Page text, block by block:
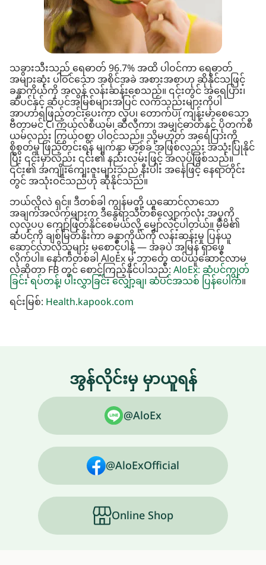
သခွားသီးသည် ရေဓာတ် 96.7% အထိ ပါဝင်ကာ ရေဓာတ်
အများဆုံး ပါဝင်သော အစိုင်အခဲ အစားအစာဟု ဆိုနိုင်သဖြင့်
ခန္ဓာကိုယ်ကို အလွန် လန်းဆန်းစေသည်။ ၎င်းတွင် အရေပြား၊
ဆံပင်နှင့် ဆံပင်အမြစ်များအပြင် လက်သည်းများကိုပါ
အာဟာရဖြည့်တင်းပေးကာ လှပ၊ တောက်ပ၊ ကျန်းမာစေသော
ဗီတာမင် C၊ ကယ်လ်စီယမ်၊ ဆီလီကာ၊ အမျှင်ဓာတ်နှင့် ပိုတက်စီ
ယမ်လည်း ကြွယ်ဝစွာ ပါဝင်သည်။ သို့မဟုတ် အရေပြားကို
စိုစွတ်မှု ဖြည့်တင်းရန် မျက်နှာ မာ့စ်ခ် အဖြစ်လည်း အသုံးပြုနိုင်
ပြီး ၎င်းမှာလည်း ၎င်း၏ နည်းလမ်းဖြင့် အလုပ်ဖြစ်သည်။
၎င်း၏ အကျိုးကျေးဇူးများသည် နီးပါး အနေဖြင့် နေရာတိုင်း
တွင် အသုံးဝင်သည်ဟု ဆိုနိုင်သည်။
ဘယ်လိုလဲ ရှင်။ ဒီတစ်ခါ ကျွန်မတို့ ယူဆောင်လာသော
အချက်အလက်များက ဒီနွေရာသီတစ်လျှောက်လုံး အပူကို
လှလှပပ ကျော်ဖြတ်နိုင်စေမယ်လို့ မျှော်လင့်ပါတယ်။ မိမိ၏
ဆံပင်ကို ချစ်မြတ်နိုးကာ ခန္ဓာကိုယ်ကို လန်းဆန်းမှု ပြန်ယူ
ဆောင်လာလိုသူများ မစောင့်ပါနဲ့ — အခုပဲ အမြန် ရှာဖွေ
လိုက်ပါ။ နောက်တစ်ခါ AloEx မှ ဘာတွေ ထပ်ယူဆောင်လာမ
လဲဆိုတာ FB တွင် စောင့်ကြည့်နိုင်ပါသည်: AloEx: ဆံပင်ကျွတ်
ခြင်း ရပ်တန့်၊ ပါးလွှာခြင်း လျှော့ချ၊ ဆံပင်အသစ် ပြန်ပေါက်။
ရင်းမြစ်: Health.kapook.com
အွန်လိုင်းမှ မှာယူရန်
@AloEx
@AloExOfficial
Online Shop